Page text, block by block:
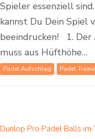
Spieler essenziell
kannst Du Dein Spiel
beeindrucken! 1. Der
muss aus Hüfthöhe…
Padel Aufschlag Padel